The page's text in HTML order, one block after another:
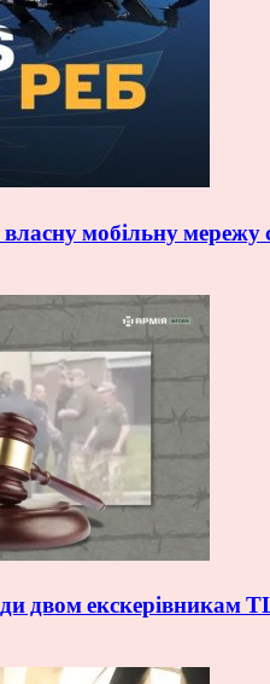
мобільну мережу
двом екскерівникам